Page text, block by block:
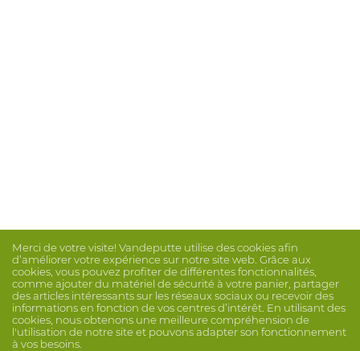
Merci de votre visite! Vandeputte utilise des cookies afin
d’améliorer votre expérience sur notre site web. Grâce aux
cookies, vous pouvez profiter de différentes fonctionnalités,
comme ajouter du matériel de sécurité à votre panier, partager
des articles intéressants sur les réseaux sociaux ou recevoir des
informations en fonction de vos centres d’intérêt. En utilisant des
cookies, nous obtenons une meilleure compréhension de
l'utilisation de notre site et pouvons adapter son fonctionnement
à vos besoins.